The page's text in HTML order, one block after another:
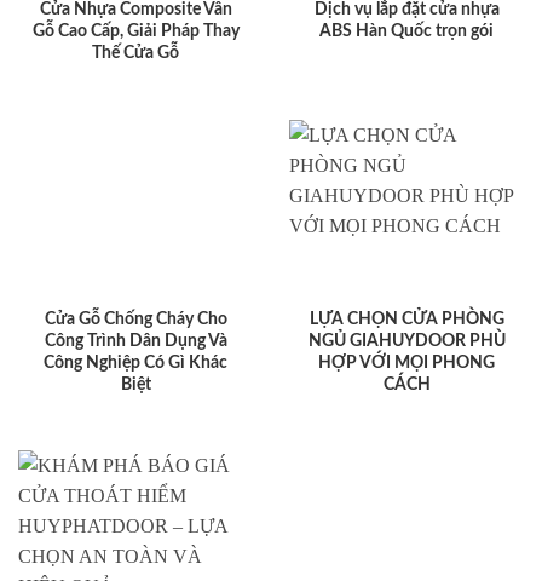
Cửa Nhựa Composite Vân
Gỗ Cao Cấp, Giải Pháp Thay
Thế Cửa Gỗ
Dịch vụ lắp đặt cửa nhựa
ABS Hàn Quốc trọn gói
Cửa Gỗ Chống Cháy Cho
Công Trình Dân Dụng Và
Công Nghiệp Có Gì Khác
Biệt
LỰA CHỌN CỬA PHÒNG
NGỦ GIAHUYDOOR PHÙ
HỢP VỚI MỌI PHONG
CÁCH